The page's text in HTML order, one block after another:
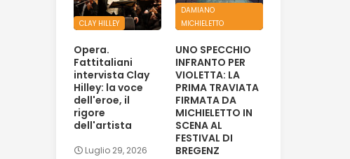
CLAY HILLEY
Opera.
Fattitaliani
intervista Clay
Hilley: la voce
dell'eroe, il
rigore
dell'artista
Luglio 29, 2026
DAMIANO
MICHIELETTO
UNO SPECCHIO
INFRANTO PER
VIOLETTA: LA
PRIMA TRAVIATA
FIRMATA DA
MICHIELETTO IN
SCENA AL
FESTIVAL DI
BREGENZ